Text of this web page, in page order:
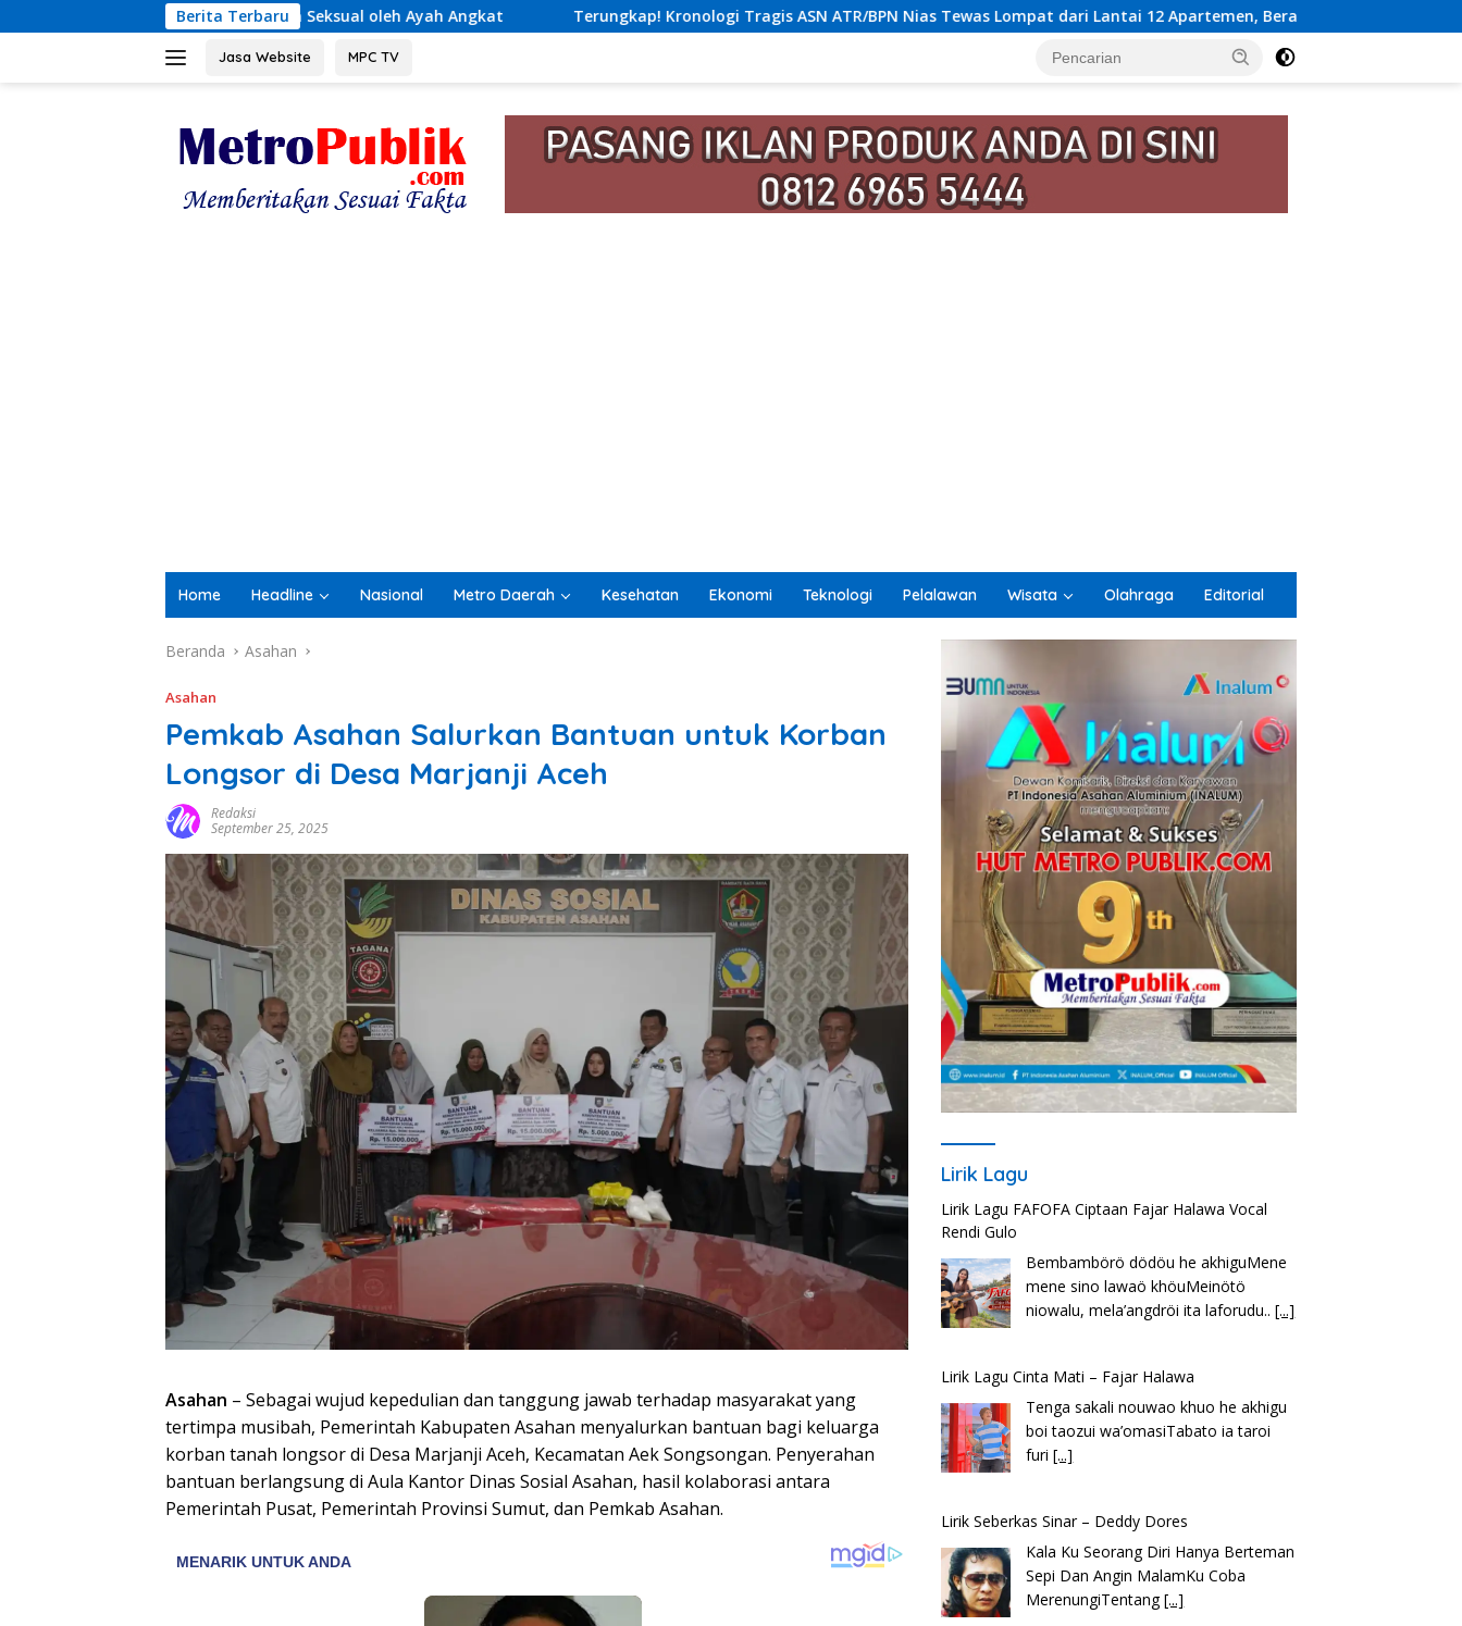
ke
Berita Terbaru
Seksual oleh Ayah Angkat Terungkap! Kronologi Tragis ASN ATR/BPN Nias Tewas Lompat dari Lantai 12 Apartemen, Berawal dari Pesan Wanita Lewat Aplikasi Kencan
Jasa Website MPC TV
Home Headline Nasional Metro Daerah Kesehatan Ekonomi Teknologi Pelalawan Wisata Olahraga Editorial
Beranda Asahan
Asahan
Pemkab Asahan Salurkan Bantuan untuk Korban
Longsor di Desa Marjanji Aceh
Redaksi
September 25, 2025
Asahan – Sebagai wujud kepedulian dan tanggung jawab terhadap masyarakat yang
tertimpa musibah, Pemerintah Kabupaten Asahan menyalurkan bantuan bagi keluarga
korban tanah longsor di Desa Marjanji Aceh, Kecamatan Aek Songsongan. Penyerahan
bantuan berlangsung di Aula Kantor Dinas Sosial Asahan, hasil kolaborasi antara
Pemerintah Pusat, Pemerintah Provinsi Sumut, dan Pemkab Asahan.
Lirik Lagu
Lirik Lagu FAFOFA Ciptaan Fajar Halawa Vocal
Rendi Gulo
Bembambörö dödöu he akhiguMene
mene sino lawaö khöuMeinötö
niowalu, mela’angdröi ita laforudu..[...]
Lirik Lagu Cinta Mati – Fajar Halawa
Tenga sakali nouwao khuo he akhigu
boi taozui wa’omasiTabato ia taroi
furi[...]
Lirik Seberkas Sinar – Deddy Dores
Kala Ku Seorang Diri Hanya Berteman
Sepi Dan Angin MalamKu Coba
MerenungiTentang[...]